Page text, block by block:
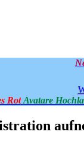
Rot Avatare